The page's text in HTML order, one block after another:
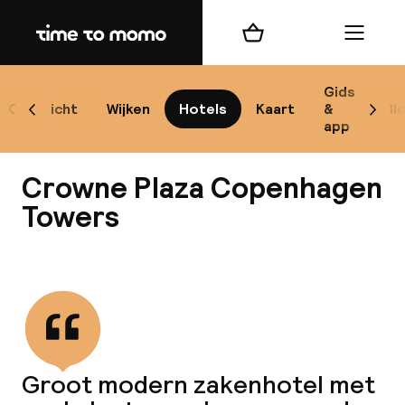
Home
Overzicht Wijken Hotels Kaart
Gids
&
app
Scroll naar links
Winkelmand Menu
Crowne Plaza Copenhagen
Towers
Groot modern zakenhotel met